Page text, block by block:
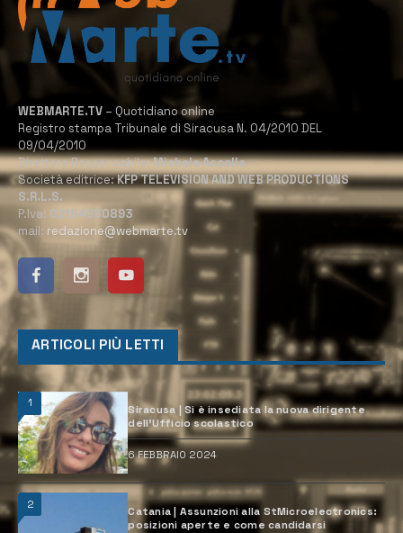
WEBMARTE.TV – Quotidiano online
Registro stampa Tribunale di Siracusa N. 04/2010 DEL
09/04/2010
Direttore Responsabile:Michele Accolla
Società editrice:KFP TELEVISION AND WEB PRODUCTIONS
S.R.L.S.
P.Iva: 02184950893
mail: redazione@webmarte.tv
ARTICOLI PIÙ LETTI
1
Siracusa | Si è insediata la nuova dirigente
dell’Ufficio scolastico
6 FEBBRAIO 2024
2
Catania | Assunzioni alla StMicroelectronics:
posizioni aperte e come candidarsi